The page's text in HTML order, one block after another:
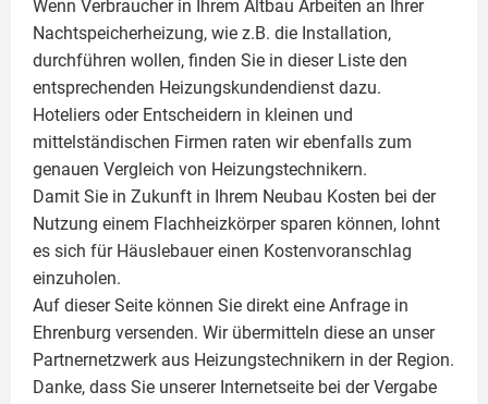
Wenn Verbraucher in Ihrem Altbau Arbeiten an Ihrer
Nachtspeicherheizung, wie z.B. die Installation,
durchführen wollen, finden Sie in dieser Liste den
entsprechenden Heizungskundendienst dazu.
Hoteliers oder Entscheidern in kleinen und
mittelständischen Firmen raten wir ebenfalls zum
genauen Vergleich von Heizungstechnikern.
Damit Sie in Zukunft in Ihrem Neubau Kosten bei der
Nutzung einem Flachheizkörpersparen können, lohnt
es sich für Häuslebauer einen Kostenvoranschlag
einzuholen.
Auf dieser Seite können Sie direkt eine Anfrage in
Ehrenburg versenden. Wir übermitteln diese an unser
Partnernetzwerk aus Heizungstechnikern in der Region.
Danke, dass Sie unserer Internetseite bei der Vergabe